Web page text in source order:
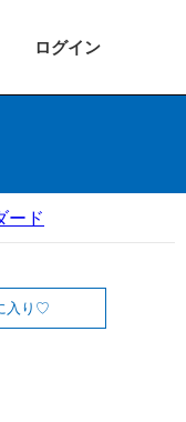
ログイン
ード
入り